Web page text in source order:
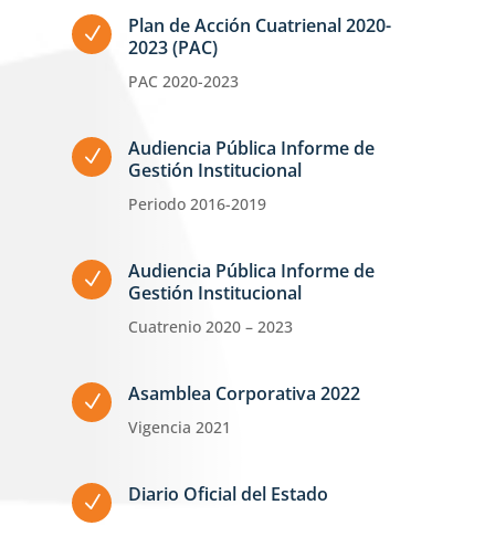
N
Plan de Acción Cuatrienal 2020-
2023 (PAC)
PAC 2020-2023
N
Audiencia Pública Informe de
Gestión Institucional
Periodo 2016-2019
N
Audiencia Pública Informe de
Gestión Institucional
Cuatrenio 2020 – 2023
N Asamblea Corporativa 2022
Vigencia 2021
N Diario Oficial del Estado